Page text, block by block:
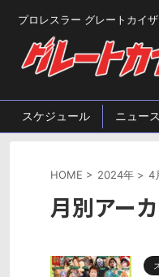
プロレスラー グレートカイ
スケジュール ニュース
HOME > 2024年 > 4
月別アー